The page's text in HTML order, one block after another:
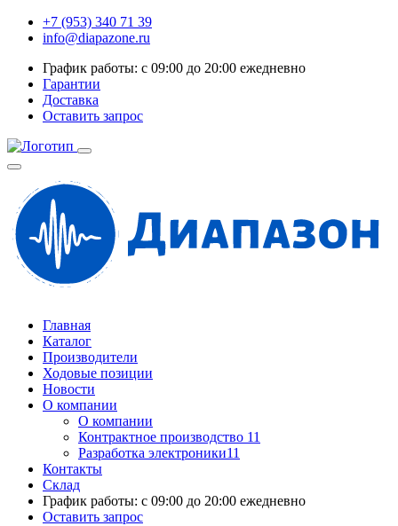
+7 (953) 340 71 39
info@diapazone.ru
График работы: с 09:00 до 20:00 ежедневно
Гарантии
Доставка
Оставить запрос
Главная
Каталог
Производители
Ходовые позиции
Новости
О компании
О компании
Контрактное производство 11
Разработка электроники11
Контакты
Склад
График работы: с 09:00 до 20:00 ежедневно
Оставить запрос